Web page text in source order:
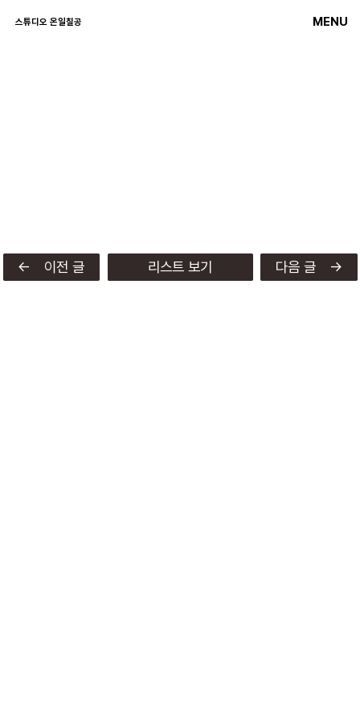
스튜디오 온일칠공 MENU
← 이전 글 리스트 보기 다음 글 →